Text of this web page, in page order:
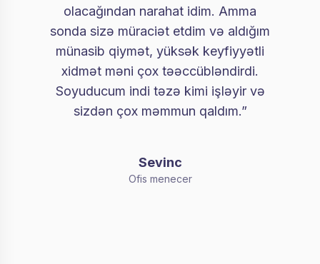
olacağından narahat idim. Amma
sonda sizə müraciət etdim və aldığım
münasib qiymət, yüksək keyfiyyətli
xidmət məni çox təəccübləndirdi.
Soyuducum indi təzə kimi işləyir və
sizdən çox məmmun qaldım.”
Sevinc
Ofis menecer